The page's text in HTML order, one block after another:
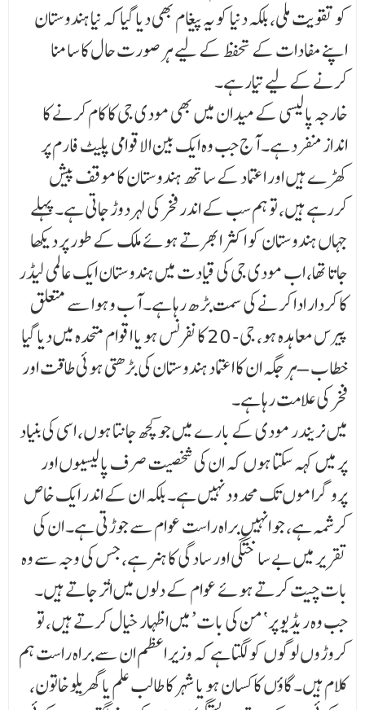
کو تقویت ملی، بلکہ دنیا کو یہ پیغام بھی دیا گیا کہ نیا ہندوستان
اپنے مفادات کے تحفظ کے لیے ہر صورت حال کا سامنا
کرنے کے لیے تیار ہے۔
خارجہ پالیسی کے میدان میں بھی مودی جی کا کام کرنے کا
انداز منفرد ہے۔ آج جب وہ ایک بین الاقوامی پلیٹ فارم پر
کھڑے ہیں اور اعتماد کے ساتھ ہندوستان کاموقف پیش
کررہے ہیں، تو ہم سب کے اندر فخر کی لہر دوڑ جاتی ہے۔ پہلے
جہاں ہندوستان کو اکثر ابھرتے ہوئے ملک کے طور پر دیکھا
جاتا تھا، اب مودی جی کی قیادت میں ہندوستان ایک عالمی لیڈر
کا کردار ادا کرنے کی سمت بڑھ رہا ہے۔ آب وہوا سے متعلق
پیرس معاہدہ ہو، جی- 20 کانفرنس ہو یا اقوام متحدہ میں دیا گیا
خطاب – ہر جگہ ان کا اعتماد ہندوستان کی بڑھتی ہوئی طاقت اور
فخر کی علامت رہا ہے۔
میں نریندر مودی کے بارے میں جو کچھ جانتا ہوں، اسی کی بنیاد
پر میں کہہ سکتا ہوں کہ ان کی شخصیت صرف پالیسیوں اور
پروگراموں تک محدود نہیں ہے۔ بلکہ ان کے اندر ایک خاص
کرشمہ ہے، جو انہیں براہ راست عوام سے جوڑتی ہے۔ ان کی
تقریر میں بے ساختگی اور سادگی کا ہنر ہے، جس کی وجہ سے وہ
بات چیت کرتے ہوئے عوام کے دلوں میں اْتر جاتے ہیں۔
جب وہ ریڈیو پر ‘من کی بات’ میں اظہار خیال کرتے ہیں، تو
کروڑوں لوگوں کو لگتا ہے کہ وزیر اعظم ان سے براہ راست ہم
کلام ہیں۔ گاؤں کا کسان ہو یا شہر کا طالب علم یا گھریلو خاتون،